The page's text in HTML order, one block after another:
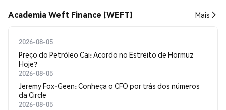
Academia Weft Finance (WEFT) Mais
2026-08-05
Preço do Petróleo Cai: Acordo no Estreito de Hormuz
Hoje?
2026-08-05
Jeremy Fox-Geen: Conheça o CFO por trás dos números
da Circle
2026-08-05